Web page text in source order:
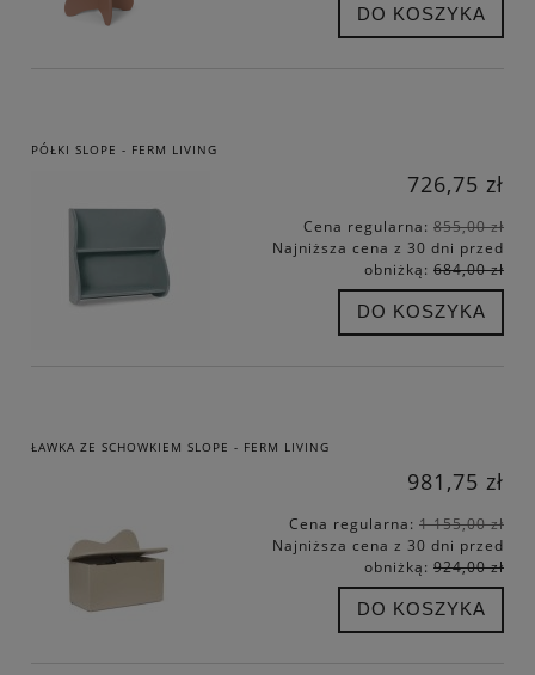
DO KOSZYKA
PÓŁKI SLOPE - FERM LIVING
726,75 zł
Cena regularna: 855,00 zł
Najniższa cena z 30 dni przed
obniżką: 684,00 zł
DO KOSZYKA
ŁAWKA ZE SCHOWKIEM SLOPE - FERM LIVING
981,75 zł
Cena regularna: 1 155,00 zł
Najniższa cena z 30 dni przed
obniżką: 924,00 zł
DO KOSZYKA